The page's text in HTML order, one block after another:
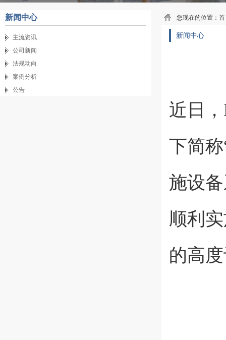
新闻中心
主流资讯
公司新闻
法规动向
案例分析
公告
您现在的位置： 首
新闻中心
近日
下简
施设
顺利
的高